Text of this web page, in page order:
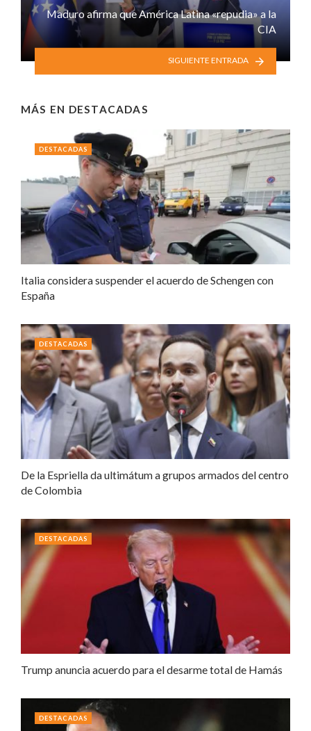
Maduro afirma que América Latina «repudia» a la
CIA
SIGUIENTE ENTRADA
MÁS EN DESTACADAS
Italia considera suspender el acuerdo de Schengen con
España
DESTACADAS
De la Espriella da ultimátum a grupos armados del centro
de Colombia
DESTACADAS
Trump anuncia acuerdo para el desarme total de Hamás
DESTACADAS
DESTACADAS